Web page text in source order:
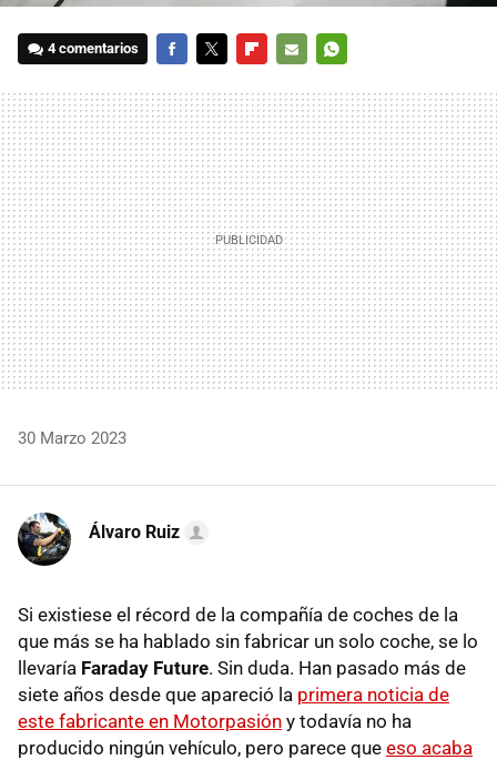
4 comentarios
MAIL
30 Marzo 2023
Álvaro Ruiz
Si existiese el récord de la compañía de coches de la
que más se ha hablado sin fabricar un solo coche, se lo
llevaría Faraday Future. Sin duda. Han pasado más de
siete años desde que apareció la primera noticia de
este fabricante en Motorpasión y todavía no ha
producido ningún vehículo, pero parece que eso acaba